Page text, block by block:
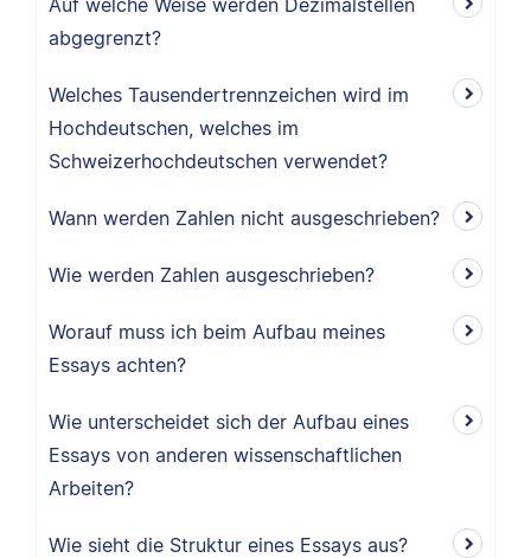
Auf welche Weise werden Dezimalstellen
abgegrenzt?
Welches Tausendertrennzeichen wird im
Hochdeutschen, welches im
Schweizerhochdeutschen verwendet?
Wann werden Zahlen nicht ausgeschrieben?
Wie werden Zahlen ausgeschrieben?
Worauf muss ich beim Aufbau meines
Essays achten?
Wie unterscheidet sich der Aufbau eines
Essays von anderen wissenschaftlichen
Arbeiten?
Wie sieht die Struktur eines Essays aus?